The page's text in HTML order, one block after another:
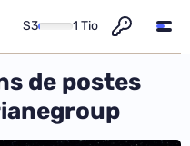
S3 1 Tio
de postes